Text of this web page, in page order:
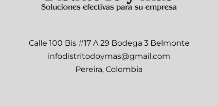
Calle 100 Bis #17 A 29 Bodega 3 Belmonte
infodistritodoymas@gmail.com
Pereira, Colombia